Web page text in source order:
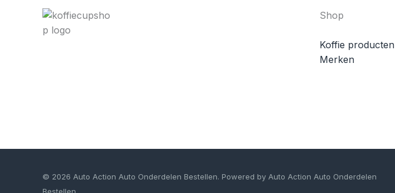
Shop
Koffie producten
Merken
© 2026 Auto Action Auto Onderdelen Bestellen. Powered by Auto Action Auto Onderdelen